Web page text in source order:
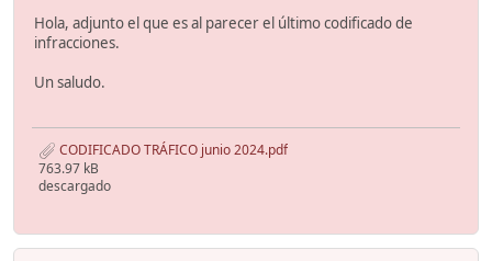
Hola, adjunto el que es al parecer el último codificado de
infracciones.
Un saludo.
CODIFICADO TRÁFICO junio 2024.pdf
763.97 kB
descargado